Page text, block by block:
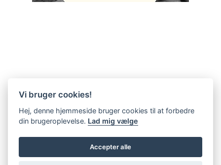
Vi bruger cookies!
Hej, denne hjemmeside bruger cookies til at forbedre
din brugeroplevelse. Lad mig vælge
Accepter alle